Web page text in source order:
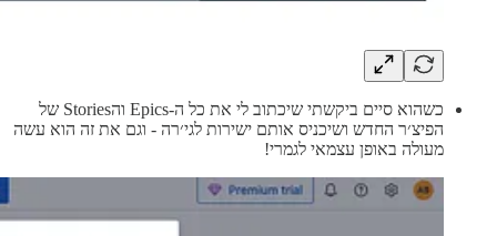
כשהוא סיים ביקשתי שיכתוב לי את כל ה-Epics והStories של
הפיצ׳ר החדש ושיכניס אותם ישירות לגי׳רה - וגם את זה הוא עשה
מעולה באופן עצמאי לגמרי!